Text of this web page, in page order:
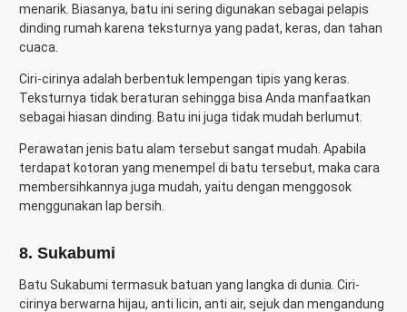
menarik. Biasanya, batu ini sering digunakan sebagai pelapis
dinding rumah karena teksturnya yang padat, keras, dan tahan
cuaca.
Ciri-cirinya adalah berbentuk lempengan tipis yang keras.
Teksturnya tidak beraturan sehingga bisa Anda manfaatkan
sebagai hiasan dinding. Batu ini juga tidak mudah berlumut.
Perawatan jenis batu alam tersebut sangat mudah. Apabila
terdapat kotoran yang menempel di batu tersebut, maka cara
membersihkannya juga mudah, yaitu dengan menggosok
menggunakan lap bersih.
8. Sukabumi
Batu Sukabumi termasuk batuan yang langka di dunia. Ciri-
cirinya berwarna hijau, anti licin, anti air, sejuk dan mengandung